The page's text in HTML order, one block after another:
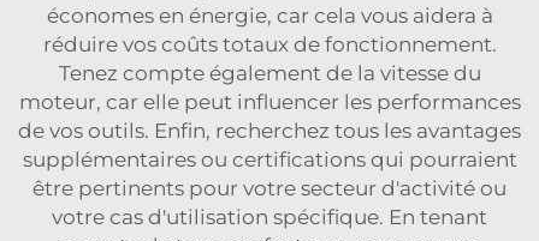
économes en énergie, car cela vous aidera à
réduire vos coûts totaux de fonctionnement.
Tenez compte également de la vitesse du
moteur, car elle peut influencer les performances
de vos outils. Enfin, recherchez tous les avantages
supplémentaires ou certifications qui pourraient
être pertinents pour votre secteur d'activité ou
votre cas d'utilisation spécifique. En tenant